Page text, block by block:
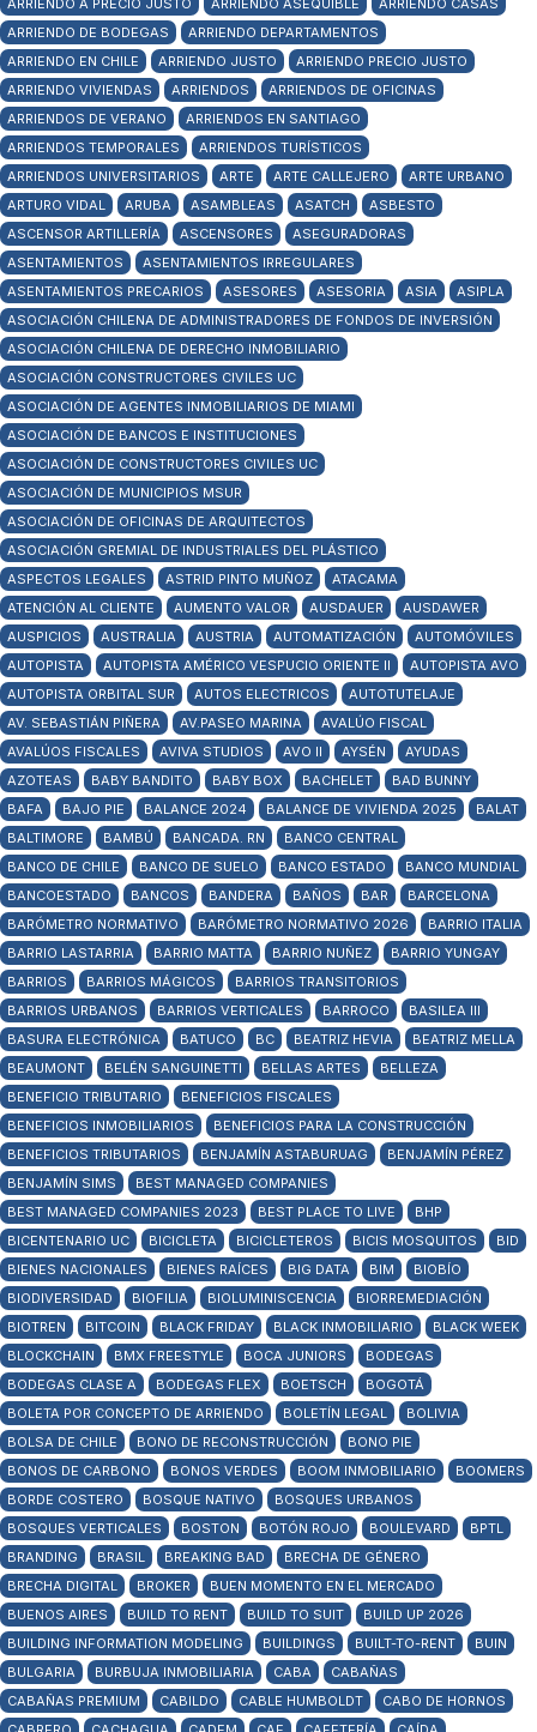
ARRIENDO A PRECIO JUSTO
ARRIENDO ASEQUIBLE
ARRIENDO CASAS
ARRIENDO DE BODEGAS
ARRIENDO DEPARTAMENTOS
ARRIENDO EN CHILE
ARRIENDO JUSTO
ARRIENDO PRECIO JUSTO
ARRIENDO VIVIENDAS
ARRIENDOS
ARRIENDOS DE OFICINAS
ARRIENDOS DE VERANO
ARRIENDOS EN SANTIAGO
ARRIENDOS TEMPORALES
ARRIENDOS TURÍSTICOS
ARRIENDOS UNIVERSITARIOS
ARTE ARTE CALLEJERO
ARTE URBANO
ARTURO VIDAL
ARUBA ASAMBLEAS ASATCH
ASBESTO
ASCENSOR ARTILLERÍA
ASCENSORES
ASEGURADORAS
ASENTAMIENTOS
ASENTAMIENTOS IRREGULARES
ASENTAMIENTOS PRECARIOS
ASESORES ASESORIA ASIA
ASIPLA
ASOCIACIÓN CHILENA DE ADMINISTRADORES DE FONDOS DE INVERSIÓN
ASOCIACIÓN CHILENA DE DERECHO INMOBILIARIO
ASOCIACIÓN CONSTRUCTORES CIVILES UC
ASOCIACIÓN DE AGENTES INMOBILIARIOS DE MIAMI
ASOCIACIÓN DE BANCOS E INSTITUCIONES
ASOCIACIÓN DE CONSTRUCTORES CIVILES UC
ASOCIACIÓN DE MUNICIPIOS MSUR
ASOCIACIÓN DE OFICINAS DE ARQUITECTOS
ASOCIACIÓN GREMIAL DE INDUSTRIALES DEL PLÁSTICO
ASPECTOS LEGALES
ASTRID PINTO MUÑOZ
ATACAMA
ATENCIÓN AL CLIENTE
AUMENTO VALOR AUSDAUER
AUSDAWER
AUSPICIOS
AUSTRALIA AUSTRIA AUTOMATIZACIÓN
AUTOMÓVILES
AUTOPISTA
AUTOPISTA AMÉRICO VESPUCIO ORIENTE II
AUTOPISTA AVO
AUTOPISTA ORBITAL SUR
AUTOS ELECTRICOS
AUTOTUTELAJE
AV. SEBASTIÁN PIÑERA
AV.PASEO MARINA
AVALÚO FISCAL
AVALÚOS FISCALES
AVIVA STUDIOS AVO II AYSÉN
AYUDAS
AZOTEAS
BABY BANDITO BABY BOX BACHELET
BAD BUNNY
BAFA
BAJO PIE BALANCE 2024 BALANCE DE VIVIENDA 2025
BALAT
BALTIMORE
BAMBÚ BANCADA. RN
BANCO CENTRAL
BANCO DE CHILE
BANCO DE SUELO BANCO ESTADO
BANCO MUNDIAL
BANCOESTADO
BANCOS BANDERA BAÑOS BAR
BARCELONA
BARÓMETRO NORMATIVO
BARÓMETRO NORMATIVO 2026
BARRIO ITALIA
BARRIO LASTARRIA
BARRIO MATTA BARRIO NUÑEZ
BARRIO YUNGAY
BARRIOS
BARRIOS MÁGICOS
BARRIOS TRANSITORIOS
BARRIOS URBANOS
BARRIOS VERTICALES BARROCO
BASILEA III
BASURA ELECTRÓNICA
BATUCO BC BEATRIZ HEVIA
BEATRIZ MELLA
BEAUMONT
BELÉN SANGUINETTI BELLAS ARTES
BELLEZA
BENEFICIO TRIBUTARIO
BENEFICIOS FISCALES
BENEFICIOS INMOBILIARIOS
BENEFICIOS PARA LA CONSTRUCCIÓN
BENEFICIOS TRIBUTARIOS
BENJAMÍN ASTABURUAG
BENJAMÍN PÉREZ
BENJAMÍN SIMS
BEST MANAGED COMPANIES
BEST MANAGED COMPANIES 2023
BEST PLACE TO LIVE
BHP
BICENTENARIO UC
BICICLETA BICICLETEROS BICIS MOSQUITOS
BID
BIENES NACIONALES
BIENES RAÍCES BIG DATA BIM
BIOBÍO
BIODIVERSIDAD
BIOFILIA BIOLUMINISCENCIA
BIORREMEDIACIÓN
BIOTREN
BITCOIN BLACK FRIDAY BLACK INMOBILIARIO
BLACK WEEK
BLOCKCHAIN
BMX FREESTYLE BOCA JUNIORS
BODEGAS
BODEGAS CLASE A
BODEGAS FLEX BOETSCH
BOGOTÁ
BOLETA POR CONCEPTO DE ARRIENDO
BOLETÍN LEGAL
BOLIVIA
BOLSA DE CHILE
BONO DE RECONSTRUCCIÓN
BONO PIE
BONOS DE CARBONO
BONOS VERDES BOOM INMOBILIARIO
BOOMERS
BORDE COSTERO
BOSQUE NATIVO
BOSQUES URBANOS
BOSQUES VERTICALES
BOSTON BOTÓN ROJO BOULEVARD
BPTL
BRANDING
BRASIL BREAKING BAD
BRECHA DE GÉNERO
BRECHA DIGITAL
BROKER
BUEN MOMENTO EN EL MERCADO
BUENOS AIRES
BUILD TO RENT BUILD TO SUIT
BUILD UP 2026
BUILDING INFORMATION MODELING
BUILDINGS BUILT-TO-RENT
BUIN
BULGARIA
BURBUJA INMOBILIARIA CABA
CABAÑAS
CABAÑAS PREMIUM
CABILDO CABLE HUMBOLDT
CABO DE HORNOS